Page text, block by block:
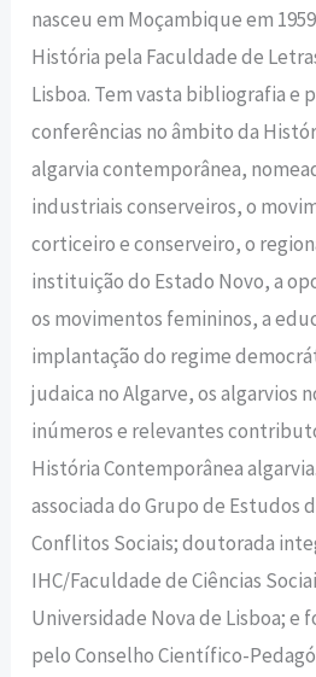
nasceu em Moçambique em
História pela Faculdade de
Lisboa. Tem vasta bibliografia e
conferências no âmbito da
algarvia contemporânea,
industriais conserveiros, o
corticeiro e conserveiro, o
instituição do Estado Novo, a
os movimentos femininos, a
implantação do regime
judaica no Algarve, os algarvios
inúmeros e relevantes
História Contemporânea
associada do Grupo de Estudos
Conflitos Sociais; doutorada
IHC/Faculdade de Ciências
Universidade Nova de Lisboa; e
pelo Conselho Científico-